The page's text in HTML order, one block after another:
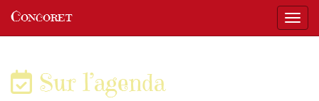
Concoret
Sur l’agenda
Panneau de gestion des cookies